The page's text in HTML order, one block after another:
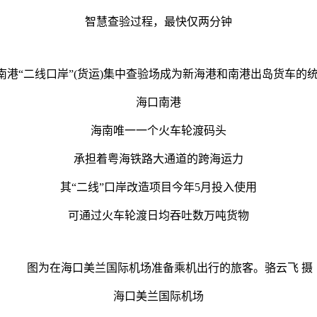
智慧查验过程，最快仅两分钟
港“二线口岸”(货运)集中查验场成为新海港和南港出岛货车的
海口南港
海南唯一一个火车轮渡码头
承担着粤海铁路大通道的跨海运力
其“二线”口岸改造项目今年5月投入使用
可通过火车轮渡日均吞吐数万吨货物
图为在海口美兰国际机场准备乘机出行的旅客。骆云飞 摄
海口美兰国际机场